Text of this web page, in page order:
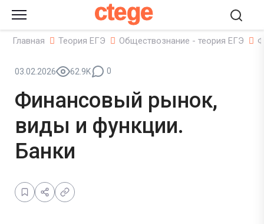
ctege
Главная Теория ЕГЭ Обществознание - теория ЕГЭ
03.02.2026 62.9K 0
Финансовый рынок,
виды и функции.
Банки